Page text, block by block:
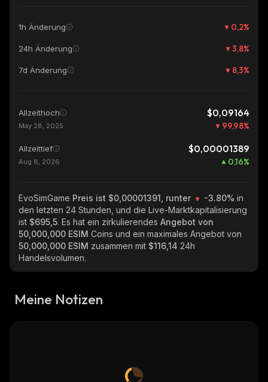
1h Änderung 0,2%
24h Änderung 3,8%
7d Änderung 8,3%
Allzeithoch $0,09164
May 28, 2025 99,98%
Allzeittief $0,00001389
Aug 8, 2026 0,16%
EvoSimGame Preis ist $0,00001391, runter -3.80% in
den letzten 24 Stunden, und die Live-Marktkapitalisierung
ist $695,5. Es hat ein zirkulierendes Angebot von
50,000,000 ESIM Coins und ein maximales Angebot von
50,000,000 ESIM zusammen mit $116,14 24h
Handelsvolumen.
Meine Notizen